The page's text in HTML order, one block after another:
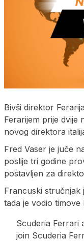
Bivši direktor
Ferarijem prije dvije
novog direktora
Fred Vaser je juče
poslije tri godine
postavljen za
Francuski stručnjak
tada je vodio timove
Scuderia Ferrari
join Scuderia